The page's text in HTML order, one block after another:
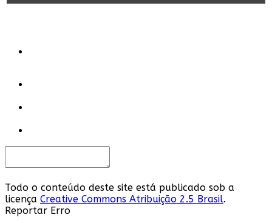
Todo o conteúdo deste site está publicado sob a
licença Creative Commons Atribuição 2.5 Brasil.
Reportar Erro